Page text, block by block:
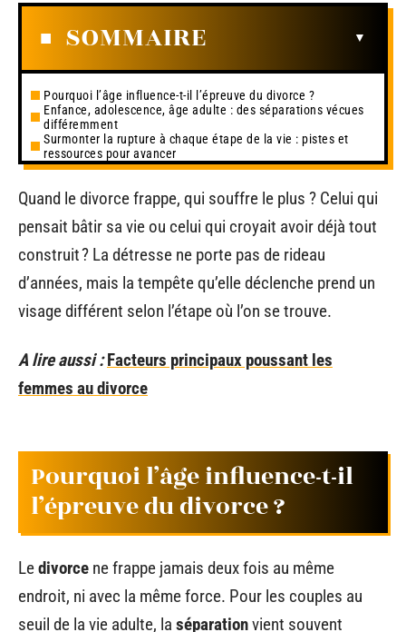
SOMMAIRE
Pourquoi l’âge influence-t-il l’épreuve du divorce ?
Enfance, adolescence, âge adulte : des séparations vécues
différemment
Surmonter la rupture à chaque étape de la vie : pistes et
ressources pour avancer
Quand le divorce frappe, qui souffre le plus ? Celui qui
pensait bâtir sa vie ou celui qui croyait avoir déjà tout
construit ? La détresse ne porte pas de rideau
d’années, mais la tempête qu’elle déclenche prend un
visage différent selon l’étape où l’on se trouve.
A lire aussi : Facteurs principaux poussant les
femmes au divorce
Pourquoi l’âge influence-t-il
l’épreuve du divorce ?
Ledivorce ne frappe jamais deux fois au même
endroit, ni avec la même force. Pour les couples au
seuil de la vie adulte, la séparationvient souvent